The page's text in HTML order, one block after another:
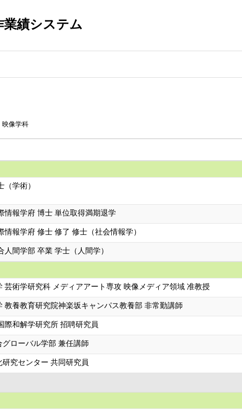
業績システム
映像学科
（学術）
情報学府 博士 単位取得満期退学
情報学府 修士 修了 修士（社会情報学）
人間学部 卒業 学士（人間学）
芸術学研究科 メディアアート専攻 映像メディア領域 准教授
教養教育研究院神楽坂キャンパス教養部 非常勤講師
際和解学研究所 招聘研究員
グローバル学部 兼任講師
研究センター 共同研究員